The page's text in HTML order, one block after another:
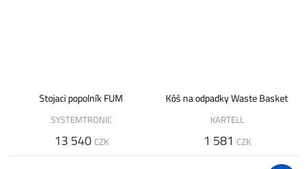
Stojaci popolník FUM
SYSTEMTRONIC
13 540 CZK
Kôš na odpadky Waste Basket
KARTELL
1 581 CZK